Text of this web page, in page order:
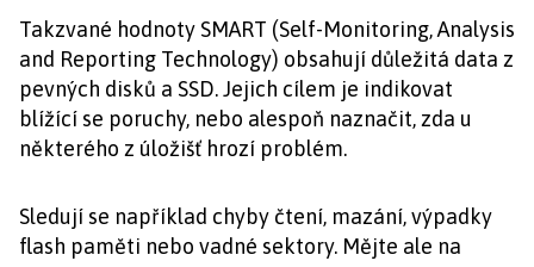
Takzvané hodnoty SMART (Self-Monitoring, Analysis
and Reporting Technology) obsahují důležitá data z
pevných disků a SSD. Jejich cílem je indikovat
blížící se poruchy, nebo alespoň naznačit, zda u
některého z úložišť hrozí problém.
Sledují se například chyby čtení, mazání, výpadky
flash paměti nebo vadné sektory. Mějte ale na